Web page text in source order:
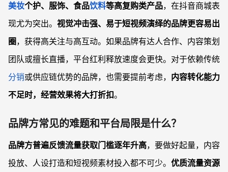
美妆个护、服饰、食品饮料等高复购类产品，在抖音商城表
现尤为突出。 视觉冲击强、易于短视频演绎的品牌更容易出
圈 ，获得高关注与高互动。如果品牌有达人合作、内容策划
团队或擅长直播，平台红利释放速度会更快。对于依赖传统
分销或供应链优势的品牌，也需要提前考虑， 内容转化能力
不足时，经营效果将大打折扣。
品牌方常见的难题和平台局限是什么？
品牌方普遍反馈流量获取门槛逐年升高，要做好起量，内容
投放、人设打造和短视频素材投入都不可少。 优质流量资源